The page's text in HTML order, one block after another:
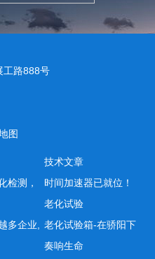
工路888号
图
检测，
多企业,
技术文章
时间加速器已就位！
老化试验
老化试验箱-在骄阳下
奏响生命